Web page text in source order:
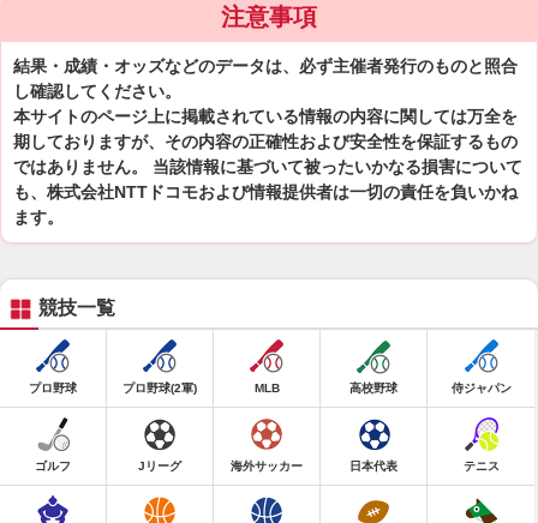
注意事項
結果・成績・オッズなどのデータは、必ず主催者発行のものと照合
し確認してください。
本サイトのページ上に掲載されている情報の内容に関しては万全を
期しておりますが、その内容の正確性および安全性を保証するもの
ではありません。 当該情報に基づいて被ったいかなる損害について
も、株式会社NTTドコモおよび情報提供者は一切の責任を負いかね
ます。
競技一覧
プロ野球 プロ野球(2軍) MLB 高校野球 侍ジャパン
ゴルフ Jリーグ 海外サッカー 日本代表 テニス